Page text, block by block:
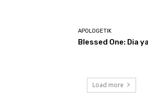
APOLOGETIK
Blessed One: Dia
Load more